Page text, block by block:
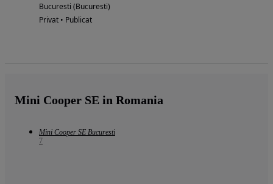
Bucuresti (Bucuresti)
Privat • Publicat
Mini Cooper SE in Romania
Mini Cooper SE Bucuresti
7